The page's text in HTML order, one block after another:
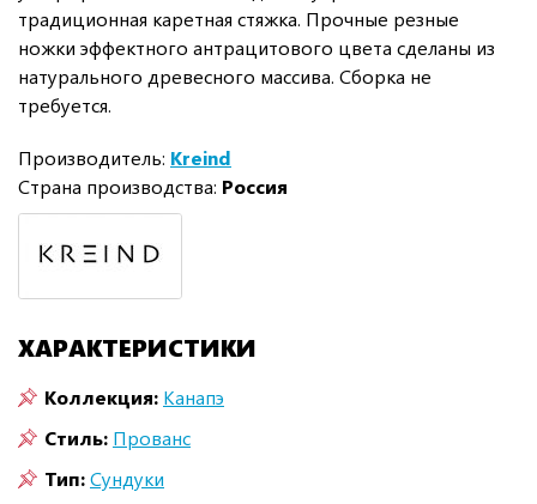
традиционная каретная стяжка. Прочные резные
ножки эффектного антрацитового цвета сделаны из
натурального древесного массива. Сборка не
требуется.
Производитель: Kreind
Страна производства: Россия
ХАРАКТЕРИСТИКИ
Коллекция: Канапэ
Стиль: Прованс
Тип:Сундуки